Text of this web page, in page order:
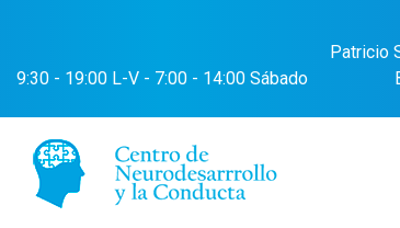
9:30 - 19:00 L-V - 7:00 - 14:00 Sábado
Patricio